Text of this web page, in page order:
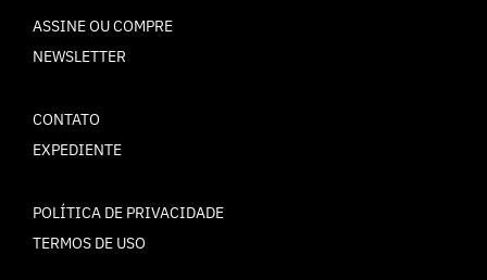
ASSINE OU COMPRE
NEWSLETTER
CONTATO
EXPEDIENTE
POLÍTICA DE PRIVACIDADE
TERMOS DE USO